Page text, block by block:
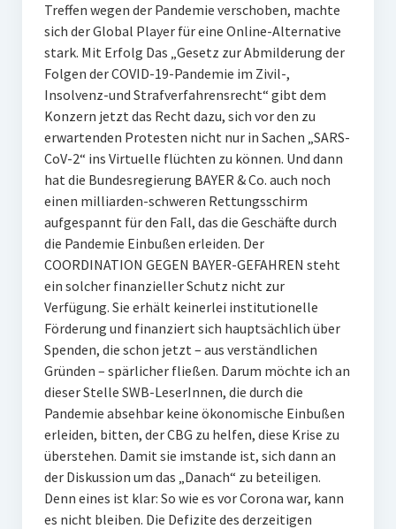
Treffen wegen der Pandemie verschoben, machte
sich der Global Player für eine Online-Alternative
stark. Mit Erfolg Das „Gesetz zur Abmilderung der
Folgen der COVID-19-Pandemie im Zivil-,
Insolvenz-und Strafverfahrensrecht“ gibt dem
Konzern jetzt das Recht dazu, sich vor den zu
erwartenden Protesten nicht nur in Sachen „SARS-
CoV-2“ ins Virtuelle flüchten zu können. Und dann
hat die Bundesregierung BAYER & Co. auch noch
einen milliarden-schweren Rettungsschirm
aufgespannt für den Fall, das die Geschäfte durch
die Pandemie Einbußen erleiden. Der
COORDINATION GEGEN BAYER-GEFAHREN steht
ein solcher finanzieller Schutz nicht zur
Verfügung. Sie erhält keinerlei institutionelle
Förderung und finanziert sich hauptsächlich über
Spenden, die schon jetzt – aus verständlichen
Gründen – spärlicher fließen. Darum möchte ich an
dieser Stelle SWB-LeserInnen, die durch die
Pandemie absehbar keine ökonomische Einbußen
erleiden, bitten, der CBG zu helfen, diese Krise zu
überstehen. Damit sie imstande ist, sich dann an
der Diskussion um das „Danach“ zu beteiligen.
Denn eines ist klar: So wie es vor Corona war, kann
es nicht bleiben. Die Defizite des derzeitigen